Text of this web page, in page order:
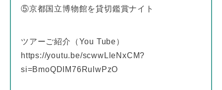
⑤京都国立博物館を貸切鑑賞ナイト
ツアーご紹介（You Tube）
https://youtu.be/scwwLleNxCM?
si=BmoQDIM76RulwPzO